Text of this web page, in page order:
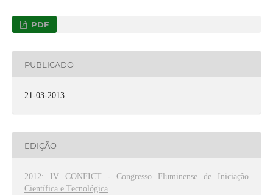
PDF
PUBLICADO
21-03-2013
EDIÇÃO
2012: IV CONFICT - Congresso Fluminense de Iniciação
Científica e Tecnológica